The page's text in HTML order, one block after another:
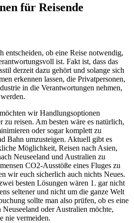
für Reisende
entscheiden, ob eine Reise notwendig,
ist. Fakt ist, dass das
derzeit dazu gehört und solange sich
erkennen lassen, die Privatpersonen,
in die Verantwortungen nehmen,
wir Handlungsoptionen
zu reisen. Am besten wäre es natürlich,
oder sogar komplett zu
Bahn umzusteigen. Aktuell gibt es
Möglichkeit, Reisen nach Asien,
Neuseeland und Australien zu
CO2-Ausstöße eines Fluges zu
wir euch sicherlich auch nichts Neues.
besten Lösungen wären 1. gar nicht
seltener und nicht um die ganze Welt
sollte man also prüfen, ob es eine
oder Australien möchte,
nie vermeiden.